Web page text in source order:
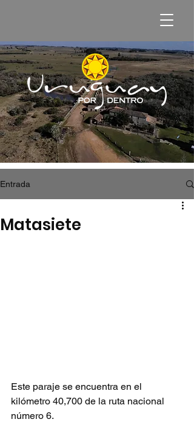
Entrada
Matasiete
Este paraje se encuentra en el
kilómetro 40,700 de la ruta nacional
número 6.